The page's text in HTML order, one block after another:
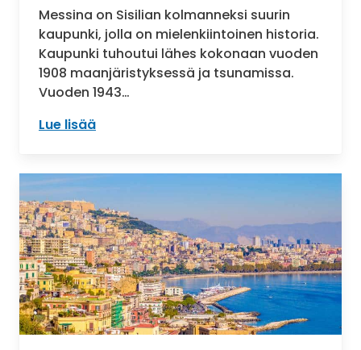
Messina on Sisilian kolmanneksi suurin
kaupunki, jolla on mielenkiintoinen historia.
Kaupunki tuhoutui lähes kokonaan vuoden
1908 maanjäristyksessä ja tsunamissa.
Vuoden 1943…
Lue lisää